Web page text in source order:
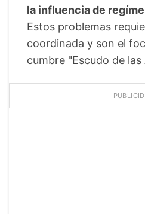
la influencia de
Estos problemas
coordinada y son el
cumbre "Escudo de las